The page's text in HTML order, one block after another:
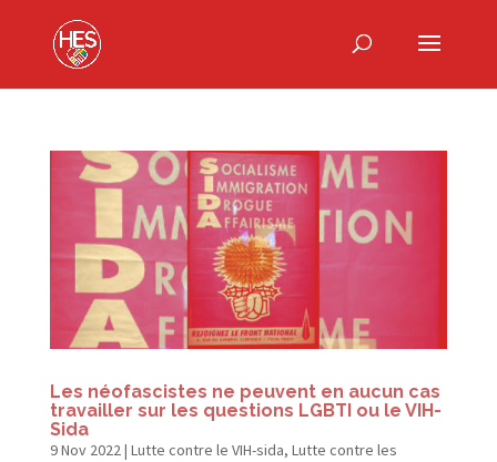
Les néofascistes ne peuvent en aucun cas
travailler sur les questions LGBTI ou le VIH-
Sida
9 Nov 2022| Lutte contre le VIH-sida, Lutte contre les